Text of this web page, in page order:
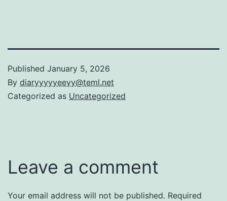
Published January 5, 2026
By diaryyyyyeeyy@teml.net
Categorized as Uncategorized
Leave a comment
Your email address will not be published. Required